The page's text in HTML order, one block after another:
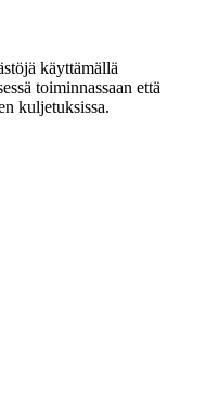
käyttämällä
toiminnassaan että
kuljetuksissa.